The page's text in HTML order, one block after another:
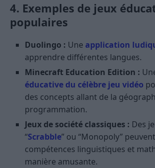
4. Exemples de jeux
populaires
Duolingo : Une application
apprendre différentes langues.
Minecraft Education Edition :
éducative du célèbre jeu vidéo
des concepts allant de la
programmation.
Jeux de société classiques : Des
“Scrabble” ou “Monopoly”
compétences linguistiques et
manière amusante.